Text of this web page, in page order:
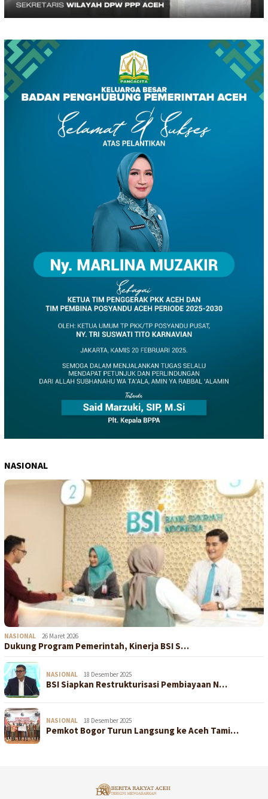
NASIONAL
NASIONAL 26 Maret 2026
Dukung Program Pemerintah, Kinerja BSI S…
NASIONAL 18 Desember 2025
BSI Siapkan Restrukturisasi Pembiayaan N…
NASIONAL 18 Desember 2025
Pemkot Bogor Turun Langsung ke Aceh Tami…